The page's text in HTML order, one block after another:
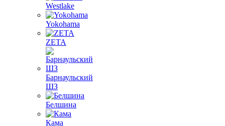
Westlake
Yokohama
ZETA
Барнаульский
ШЗ
Белшина
Кама